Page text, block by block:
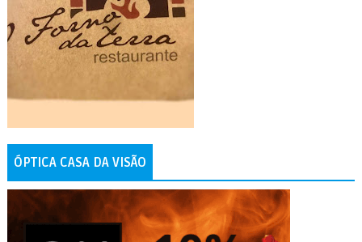
ÓPTICA CASA DA VISÃO